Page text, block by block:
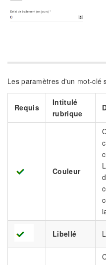
Les paramètres d'un mot-clé
Requis
Intitulé
rubrique
Couleur
Libellé